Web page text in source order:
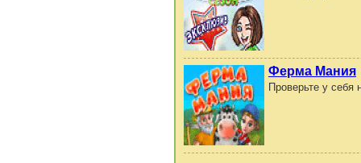
Ферма Мания
Проверьте у себя